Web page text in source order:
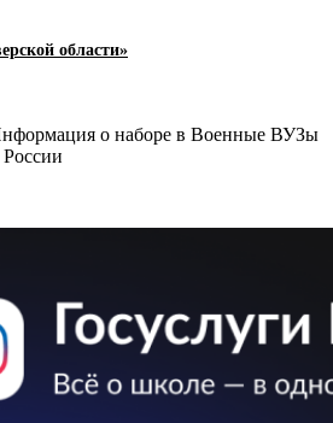
области»
о наборе в Военные ВУЗы